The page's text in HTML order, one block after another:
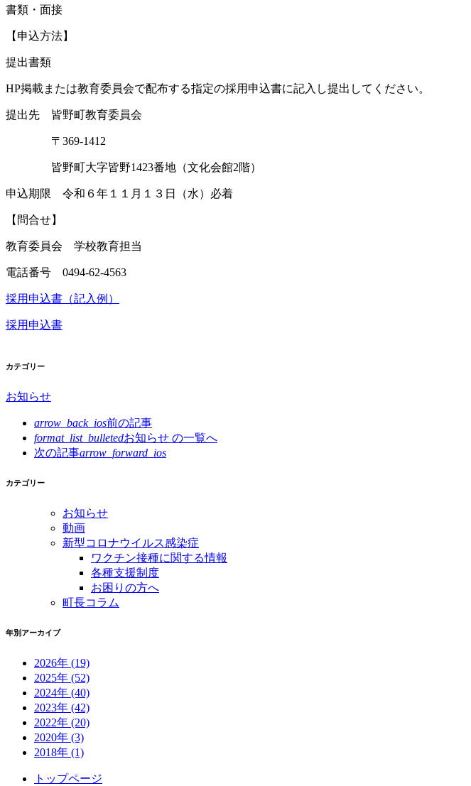
書類・面接
【申込方法】
提出書類
HP掲載または教育委員会で配布する指定の採用申込書に記入し提出してください。
提出先 皆野町教育委員会
〒369-1412
皆野町大字皆野1423番地（文化会館2階）
申込期限 令和６年１１月１３日（水）必着
【問合せ】
教育委員会 学校教育担当
電話番号 0494-62-4563
採用申込書（記入例）
採用申込書
カテゴリー
お知らせ
arrow_back_ios前の記事
format_list_bulletedお知らせ の一覧へ
次の記事arrow_forward_ios
カテゴリー
お知らせ
動画
新型コロナウイルス感染症
ワクチン接種に関する情報
各種支援制度
お困りの方へ
町長コラム
年別アーカイブ
2026年 (19)
2025年 (52)
2024年 (40)
2023年 (42)
2022年 (20)
2020年 (3)
2018年 (1)
トップページ